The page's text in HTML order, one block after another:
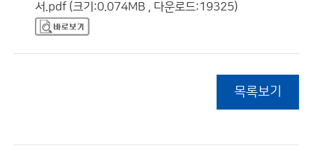
서.pdf (크기:0.074MB , 다운로드:19325)
목록보기